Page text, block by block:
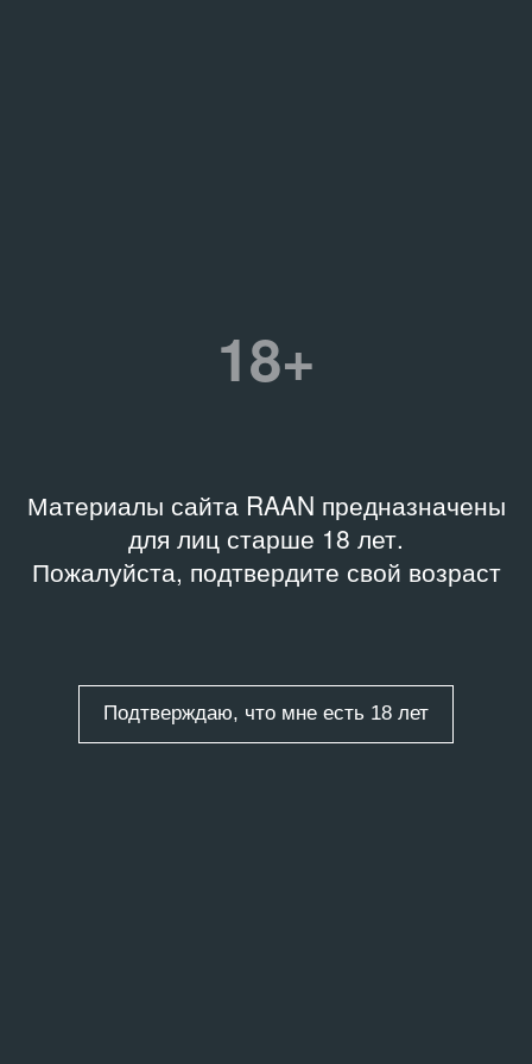
18+
Материалы сайта RAAN предназначены
для лиц старше 18 лет.
Пожалуйста, подтвердите свой возраст
Подтверждаю, что мне есть 18 лет